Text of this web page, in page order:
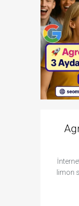
limon